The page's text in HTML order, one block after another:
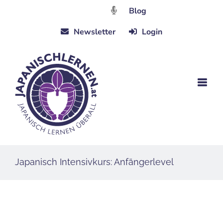
Blog
Newsletter
Login
Japanisch Intensivkurs: Anfängerlevel